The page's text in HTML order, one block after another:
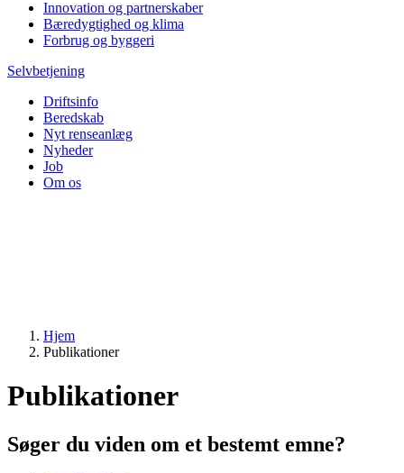
Innovation og partnerskaber
Bæredygtighed og klima
Forbrug og byggeri
Selvbetjening
Driftsinfo
Beredskab
Nyt renseanlæg
Nyheder
Job
Om os
Hjem
Publikationer
Publikationer
Søger du viden om et bestemt emne?